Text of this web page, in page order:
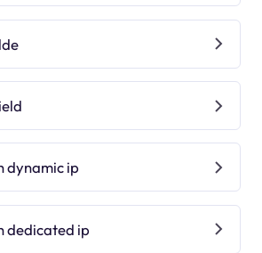
dynamic ip
dedicated ip